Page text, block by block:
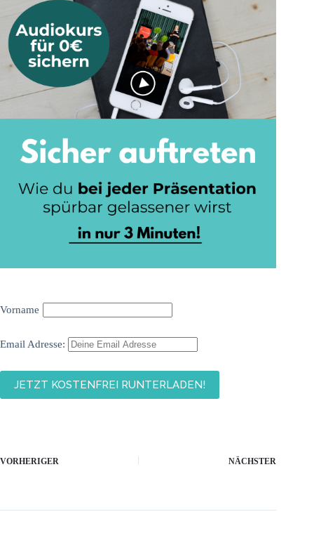
Vorname
Email Adresse:
VORHERIGER NÄCHSTER